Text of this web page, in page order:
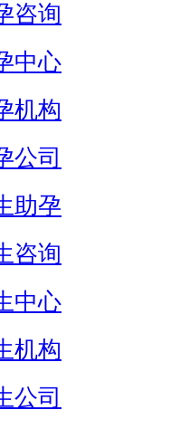
咨询
中心
机构
公司
助孕
咨询
中心
机构
公司